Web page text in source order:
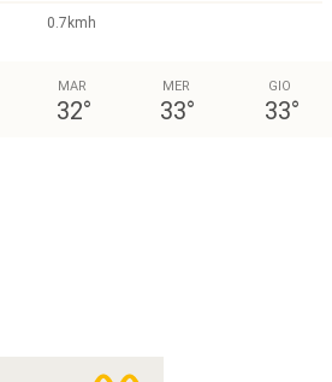
0.7kmh
MAR
32°
MER
33°
GIO
33°